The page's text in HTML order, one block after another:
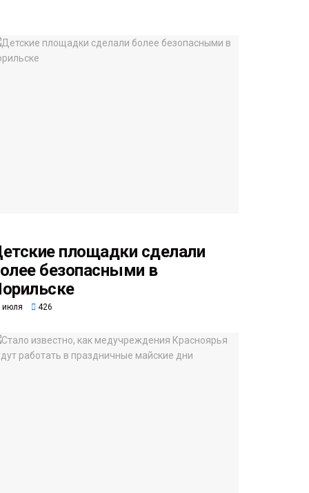
площадки сделали
безопасными в
июля 426